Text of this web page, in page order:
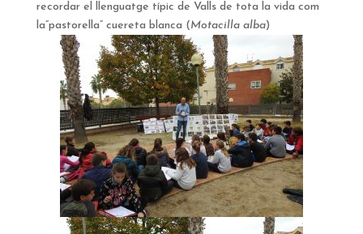
recordar el llenguatge típic de Valls de tota la vida com
la”pastorella” cuereta blanca (Motacilla alba)